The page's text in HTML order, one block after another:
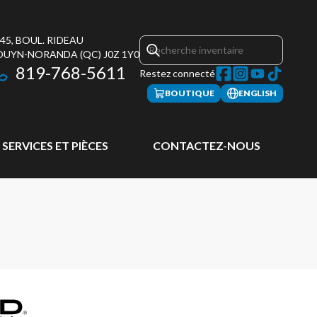
BOUL. RIDEAU
NORANDA (QC) J0Z 1Y0
819-768-5611 Restez connecté
BOUTIQUE ENGLISH
SERVICES ET PIÈCES CONTACTEZ-NOUS